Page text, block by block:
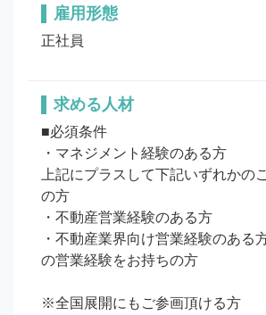
雇用形態
正社員
求める人材
■必須条件
・マネジメント経験のある方
上記にプラスして下記いずれかの
の方
・不動産営業経験のある方
・不動産業界向け営業経験のある
の営業経験をお持ちの方
※全国展開にもご参画頂ける方